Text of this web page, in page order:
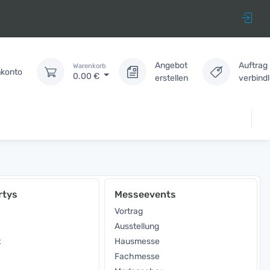
Warenkorb
0.00 €
Angebot
erstellen
Auftrag
Messeevents
Vortrag
Ausstellung
Hausmesse
Fachmesse